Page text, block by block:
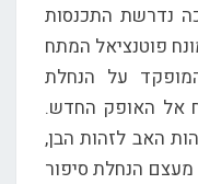
נדרשת התכנסות
פוטנציאל המתח
על הנחלת
אל האופק החדש.
האב לזהות הבן,
הנחלת סיפור